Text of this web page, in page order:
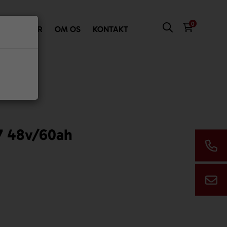
VI TILBYDER OM OS KONTAKT
0
48v/60ah